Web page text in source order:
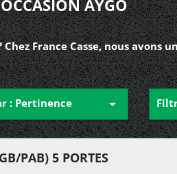
AYGO
France Casse, nous avons
: Pertinence 
PAB) 5 PORTES